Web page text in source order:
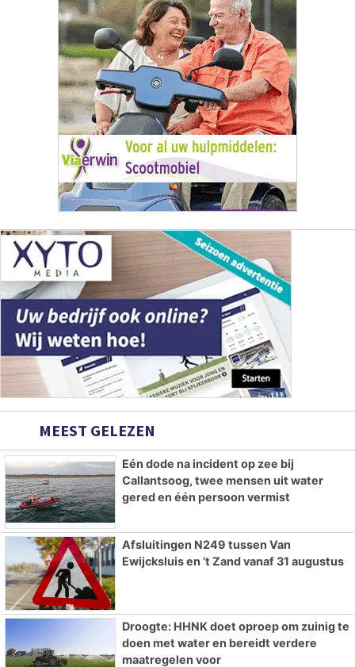
MEEST GELEZEN
Eén dode na incident op zee bij
Callantsoog, twee mensen uit water
gered en één persoon vermist
Afsluitingen N249 tussen Van
Ewijcksluis en ’t Zand vanaf 31 augustus
Droogte: HHNK doet oproep om zuinig te
doen met water en bereidt verdere
maatregelen voor